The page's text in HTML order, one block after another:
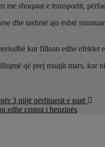
shoqatat e transportit,
dhe tashmë ajo është
kur filluan edhe efektet
që prej muajit mars,
3 mijë përfituesit e parë
edhe çmimi i benzinës